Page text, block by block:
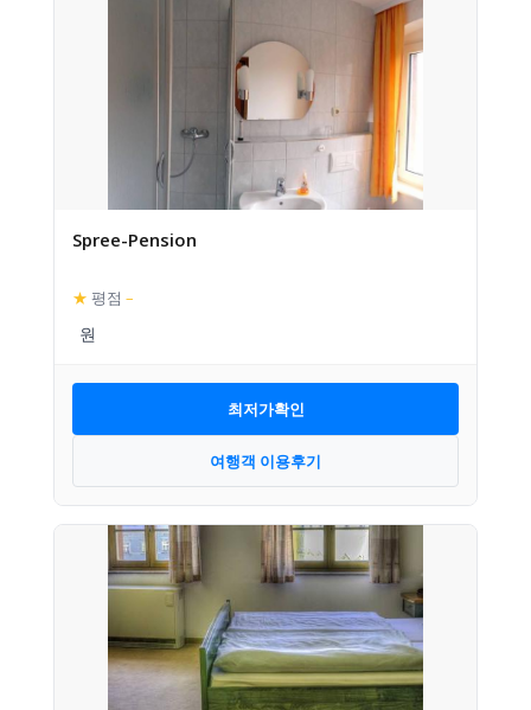
Spree-Pension
★ 평점 –
최저가확인
여행객 이용후기